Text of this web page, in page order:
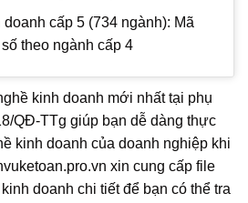
doanh cấp 5 (734 ngành): Mã
theo ngành cấp 4
kinh doanh mới nhất tại phụ
QĐ-TTg giúp bạn dễ dàng thực
kinh doanh của doanh nghiệp khi
xin cung cấp file
doanh chi tiết để bạn có thể tra